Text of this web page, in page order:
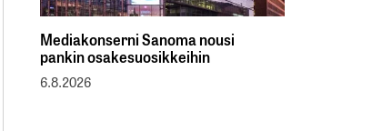
Mediakonserni Sanoma nousi
pankin osakesuosikkeihin
6.8.2026